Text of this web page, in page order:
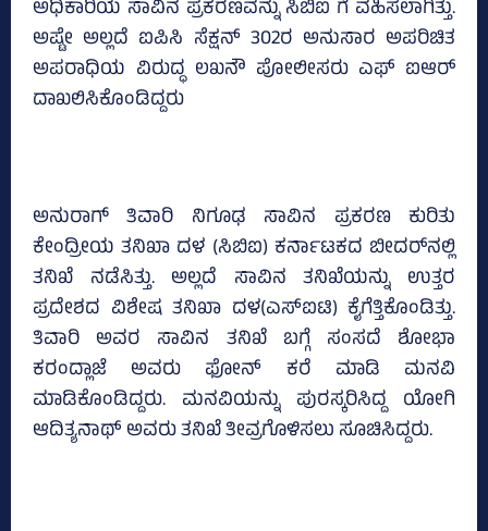
ಅಧಿಕಾರಿಯ ಸಾವಿನ ಪ್ರಕರಣವನ್ನು ಸಿಬಿಐ ಗೆ ವಹಿಸಲಾಗಿತ್ತು.
ಅಷ್ಟೇ ಅಲ್ಲದೆ ಐಪಿಸಿ ಸೆಕ್ಷನ್ 302ರ ಅನುಸಾರ ಅಪರಿಚಿತ
ಅಪರಾಧಿಯ ವಿರುದ್ಧ ಲಖನೌ ಪೋಲೀಸರು ಎಫ್ ಐಆರ್
ದಾಖಲಿಸಿಕೊಂಡಿದ್ದರು
ಅನುರಾಗ್ ತಿವಾರಿ ನಿಗೂಢ ಸಾವಿನ ಪ್ರಕರಣ ಕುರಿತು
ಕೇಂದ್ರೀಯ ತನಿಖಾ ದಳ (ಸಿಬಿಐ) ಕರ್ನಾಟಕದ ಬೀದರ್‌ನಲ್ಲಿ
ತನಿಖೆ ನಡೆಸಿತ್ತು. ಅಲ್ಲದೆ ಸಾವಿನ ತನಿಖೆಯನ್ನು ಉತ್ತರ
ಪ್ರದೇಶದ ವಿಶೇಷ ತನಿಖಾ ದಳ(ಎಸ್ಐಟಿ) ಕೈಗೆತ್ತಿಕೊಂಡಿತ್ತು.
ತಿವಾರಿ ಅವರ ಸಾವಿನ ತನಿಖೆ ಬಗ್ಗೆ ಸಂಸದೆ ಶೋಭಾ
ಕರಂದ್ಲಾಜೆ ಅವರು ಫೋನ್ ಕರೆ ಮಾಡಿ ಮನವಿ
ಮಾಡಿಕೊಂಡಿದ್ದರು. ಮನವಿಯನ್ನು ಪುರಸ್ಕರಿಸಿದ್ದ ಯೋಗಿ
ಆದಿತ್ಯನಾಥ್‌ ಅವರು ತನಿಖೆ ತೀವ್ರಗೊಳಿಸಲು ಸೂಚಿಸಿದ್ದರು.